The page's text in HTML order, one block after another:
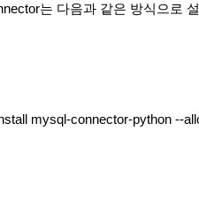
는 다음과 같은 방식으로
mysql-connector-python --